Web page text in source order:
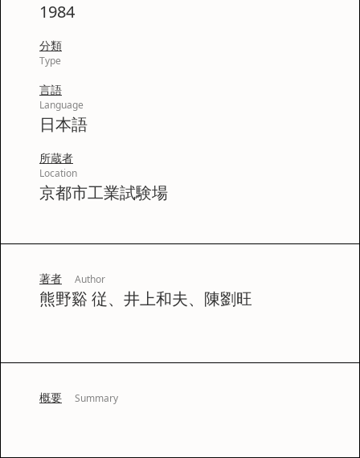
1984
分類
Type
言語
Language
日本語
所蔵者
Location
京都市工業試験場
著者 Author
熊野谿 従、井上和夫、陳劉旺
概要 Summary